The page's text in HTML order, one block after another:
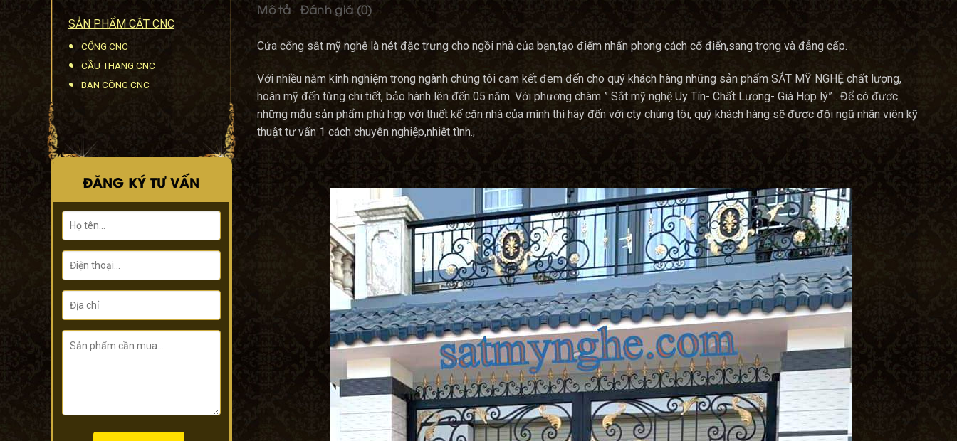
Mô tả Đánh giá (0)
Cửa cổng sắt mỹ nghệ là nét đặc trưng cho ngồi nhà của bạn,tạo điểm nhấn phong cách cổ điển,sang trọng và đẳng cấp.
Với nhiều năm kinh nghiệm trong ngành chúng tôi cam kết đem đến cho quý khách hàng những sản phẩm SẮT MỸ NGHỆ chất lượng,
hoàn mỹ đến từng chi tiết, bảo hành lên đến 05 năm. Với phương châm ” Sắt mỹ nghệ Uy Tín- Chất Lượng- Giá Hợp lý” . Để có được
những mẫu sản phẩm phù hợp với thiết kế căn nhà của mình thì hãy đến với cty chúng tôi, quý khách hàng sẽ được đội ngũ nhân viên kỹ
thuật tư vấn 1 cách chuyên nghiệp,nhiệt tình.,
SẢN PHẨM CẮT CNC
CỔNG CNC
CẦU THANG CNC
BAN CÔNG CNC
ĐĂNG KÝ TƯ VẤN